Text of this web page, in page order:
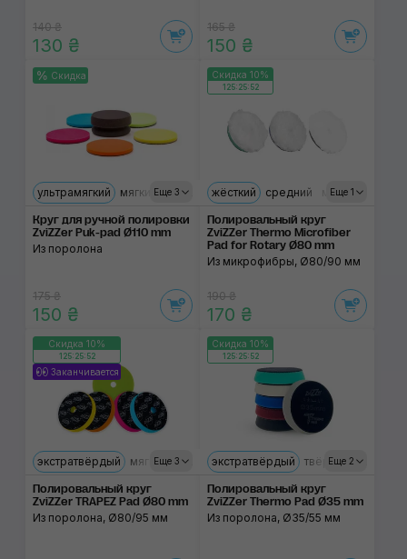
140 ₴
130 ₴
165 ₴
150 ₴
Скидка
Еще 3
ультрамягкий мягкий средний твёрдый экстратвёрдый
Круг для ручной полировки
ZviZZer Puk-pad Ø110 mm
Из поролона
175 ₴
150 ₴
Скидка 10%
125:25:52
Еще 1
жёсткий средний мягкий
Полировальный круг
ZviZZer Thermo Microfiber
Pad for Rotary Ø80 mm
Из микрофибры, Ø80/90 мм
190 ₴
170 ₴
Скидка 10%
125:25:52
Заканчивается
Еще 3
экстратвёрдый мягкий ультрамягкий твёрдый средний
Полировальный круг
ZviZZer TRAPEZ Pad Ø80 mm
Из поролона, Ø80/95 мм
Скидка 10%
125:25:52
Еще 2
экстратвёрдый твёрдый
Полировальный круг
ZviZZer Thermo Pad Ø35 mm
Из поролона, Ø35/55 мм